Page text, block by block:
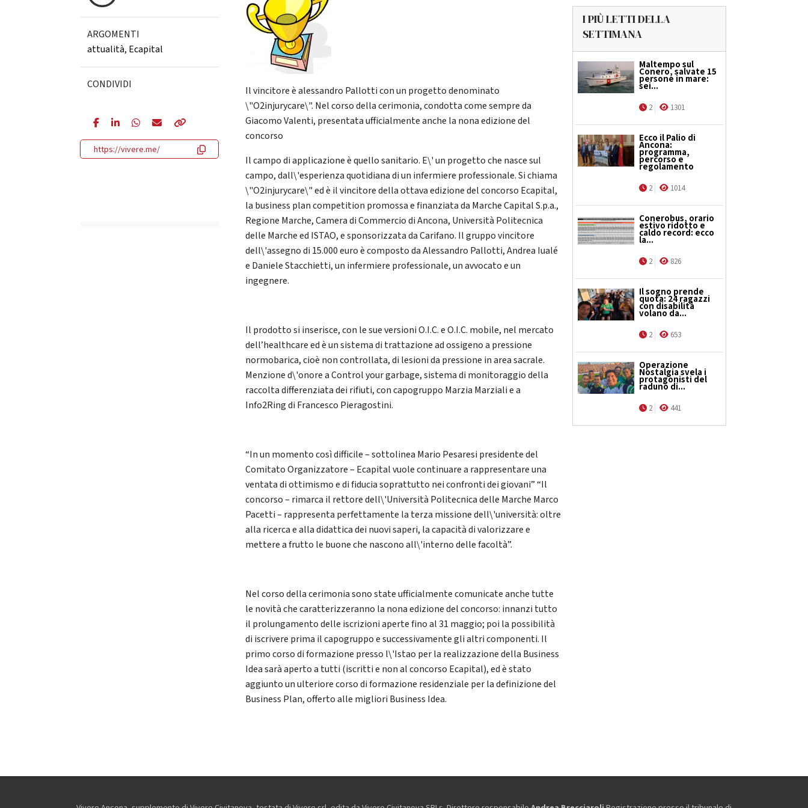
ARGOMENTI
attualità, Ecapital
CONDIVIDI
https://vivere.me/
Il vincitore è alessandro Pallotti con un progetto denominato
\"O2injurycare\". Nel corso della cerimonia, condotta come sempre da
Giacomo Valenti, presentata ufficialmente anche la nona edizione del
concorso
Il campo di applicazione è quello sanitario. E\' un progetto che nasce sul
campo, dall\'esperienza quotidiana di un infermiere professionale. Si chiama
\"O2injurycare\" ed è il vincitore della ottava edizione del concorso Ecapital,
la business plan competition promossa e finanziata da Marche Capital S.p.a.,
Regione Marche, Camera di Commercio di Ancona, Università Politecnica
delle Marche ed ISTAO, e sponsorizzata da Carifano. Il gruppo vincitore
dell\'assegno di 15.000 euro è composto da Alessandro Pallotti, Andrea Iualé
e Daniele Stacchietti, un infermiere professionale, un avvocato e un
ingegnere.
Il prodotto si inserisce, con le sue versioni O.I.C. e O.I.C. mobile, nel mercato
dell’healthcare ed è un sistema di trattazione ad ossigeno a pressione
normobarica, cioè non controllata, di lesioni da pressione in area sacrale.
Menzione d\'onore a Control your garbage, sistema di monitoraggio della
raccolta differenziata dei rifiuti, con capogruppo Marzia Marziali e a
Info2Ring di Francesco Pieragostini.
“In un momento così difficile – sottolinea Mario Pesaresi presidente del
Comitato Organizzatore – Ecapital vuole continuare a rappresentare una
ventata di ottimismo e di fiducia soprattutto nei confronti dei giovani” “Il
concorso – rimarca il rettore dell\'Università Politecnica delle Marche Marco
Pacetti – rappresenta perfettamente la terza missione dell\'università: oltre
alla ricerca e alla didattica dei nuovi saperi, la capacità di valorizzare e
mettere a frutto le buone che nascono all\'interno delle facoltà”.
Nel corso della cerimonia sono state ufficialmente comunicate anche tutte
le novità che caratterizzeranno la nona edizione del concorso: innanzi tutto
il prolungamento delle iscrizioni aperte fino al 31 maggio; poi la possibilità
di iscrivere prima il capogruppo e successivamente gli altri componenti. Il
primo corso di formazione presso l\'Istao per la realizzazione della Business
Idea sarà aperto a tutti (iscritti e non al concorso Ecapital), ed è stato
aggiunto un ulteriore corso di formazione residenziale per la definizione del
Business Plan, offerto alle migliori Business Idea.
I PIÙ LETTI DELLA
SETTIMANA
Maltempo sul
Conero, salvate 15
persone in mare:
sei...
2 1301
Ecco il Palio di
Ancona:
programma,
percorso e
regolamento
2 1014
Conerobus, orario
estivo ridotto e
caldo record: ecco
la...
2 826
Il sogno prende
quota: 24 ragazzi
con disabilità
volano da...
2 653
Operazione
Nostalgia svela i
protagonisti del
raduno di...
2 441